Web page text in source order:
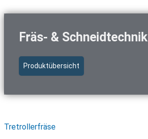
Fräs- & Schneidtechnik
Produktübersicht
Tretrollerfräse